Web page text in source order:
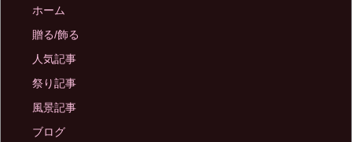
ホーム
贈る/飾る
人気記事
祭り記事
風景記事
ブログ